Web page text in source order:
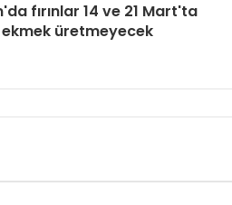
fırınlar 14 ve 21 Mart'ta
ekmek üretmeyecek